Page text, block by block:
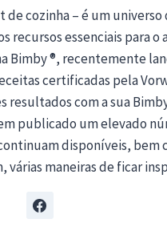
de cozinha – é um
recursos essenciais para o
Bimby ®, recentemente
certificadas pela
com a sua
publicado um elevado
disponíveis, bem
várias maneiras de ficar